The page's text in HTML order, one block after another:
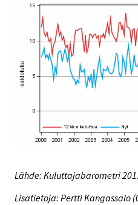
Lähde: Kuluttajabarometri
Lisätietoja: Pertti Kangassalo